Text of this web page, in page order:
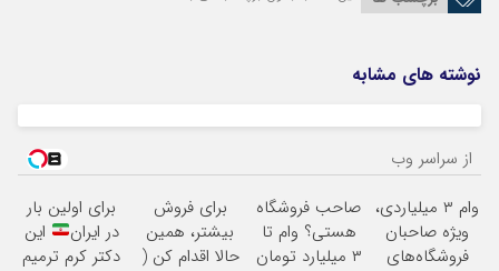
نوشته های مشابه
از سراسر وب
وام ۳ میلیاردی،
ویژه صاحبان
فروشگاه‌های
صاحب فروشگاه
هستی؟ وام تا
۳ میلیارد تومان
برای فروش
بیشتر، همین
حالا اقدام کن (
برای اولین بار
در ایران
این
دکتر کرم ترمیم